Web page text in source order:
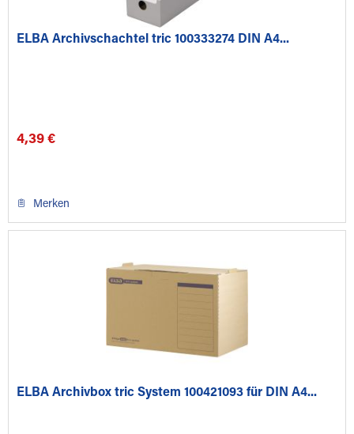
ELBA Archivschachtel tric 100333274 DIN A4...
4,39 €
Merken
ELBA Archivbox tric System 100421093 für DIN A4...